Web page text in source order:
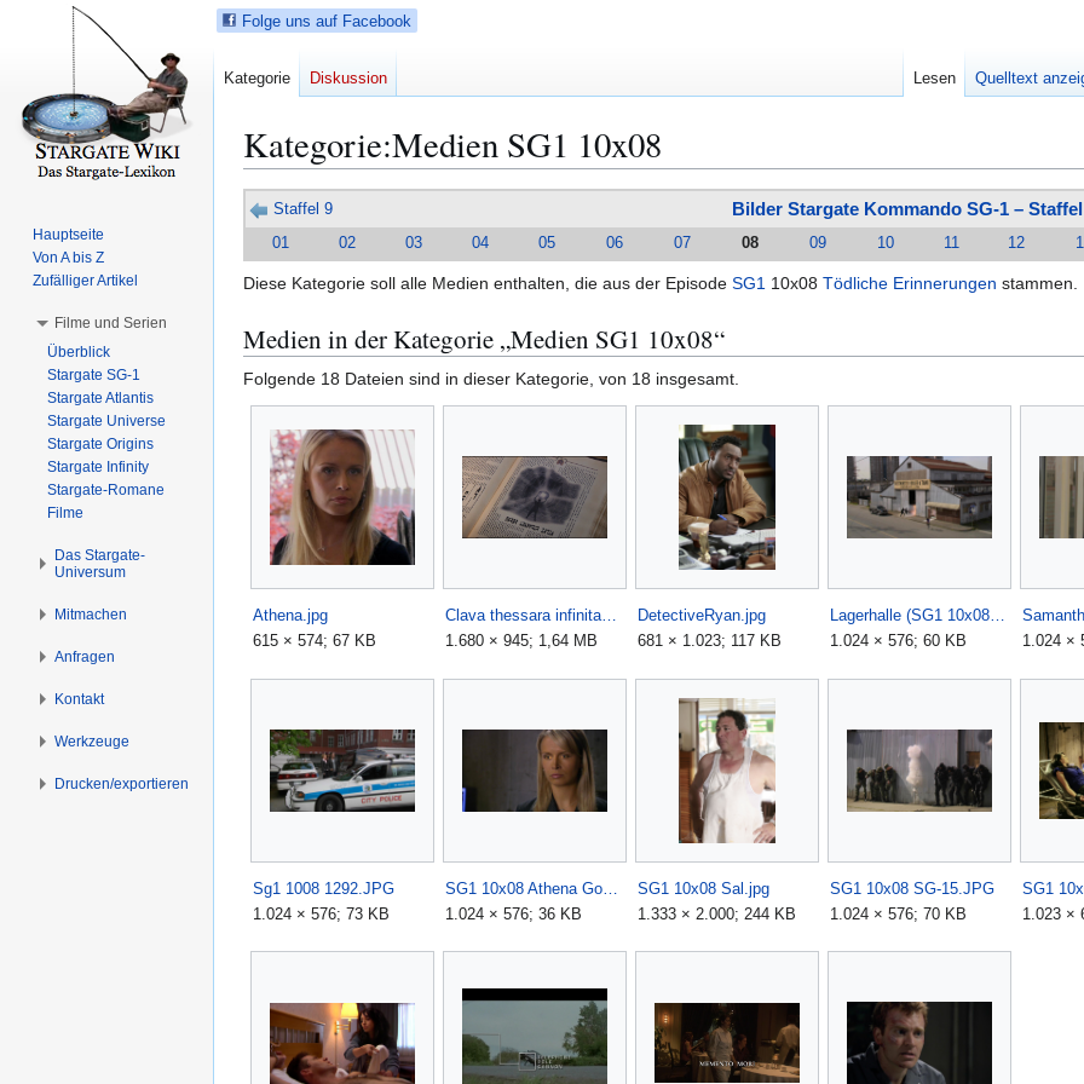
Kategorie:Medien SG1 10x08
u
N
v
i
g
g
u
S
c
h
e
Staffel 9 Bilder Stargate Kommando SG-1 –
01
02 03 04 05 06 07 08 09 10 11 12
Diese Kategorie soll alle Medien enthalten, die aus der Episode SG1 10x08 Tödliche Erinnerungen stammen.
Medien in der Kategorie „Medien SG1 10x08“
Folgende 18 Dateien sind in dieser Kategorie, von 18 insgesamt.
Athena.jpg
615 × 574; 67 KB
Clava thessara infinitas Buch.png
1.680 × 945; 1,64 MB
DetectiveRyan.jpg
681 × 1.023; 117 KB
Lagerhalle (SG1 10x08).jpg
1.024 × 576; 60 KB
1.024 ×
Sg1 1008 1292.JPG
1.024 × 576; 73 KB
1.024 × 576; 36 KB
SG1 10x08 Sal.jpg
1.333 × 2.000; 244 KB
SG1 10x08 SG-15.JPG
1.024 × 576; 70 KB
1.023 ×
Folge uns auf Facebook
Kategorie Diskussion Lesen Quelltext
Hauptseite
Von A bis Z
Zufälliger Artikel
Filme und Serien
Überblick
Stargate SG-1
Stargate Atlantis
Stargate Universe
Stargate Origins
Stargate Infinity
Stargate-Romane
Filme
Das Stargate-
Universum
Mitmachen
Anfragen
Kontakt
Werkzeuge
Drucken/­exportieren